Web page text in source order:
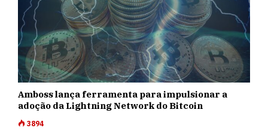
Amboss lança ferramenta para impulsionar a
adoção da Lightning Network do Bitcoin
3894